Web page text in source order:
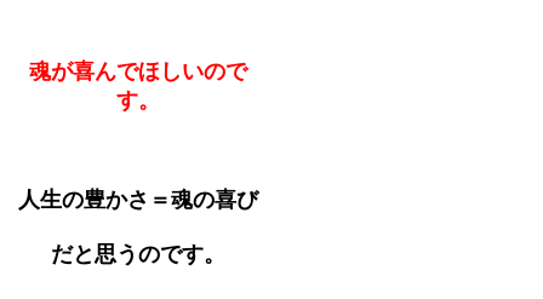
魂が喜んでほしいので
す。
人生の豊かさ＝魂の喜び
だと思うのです。